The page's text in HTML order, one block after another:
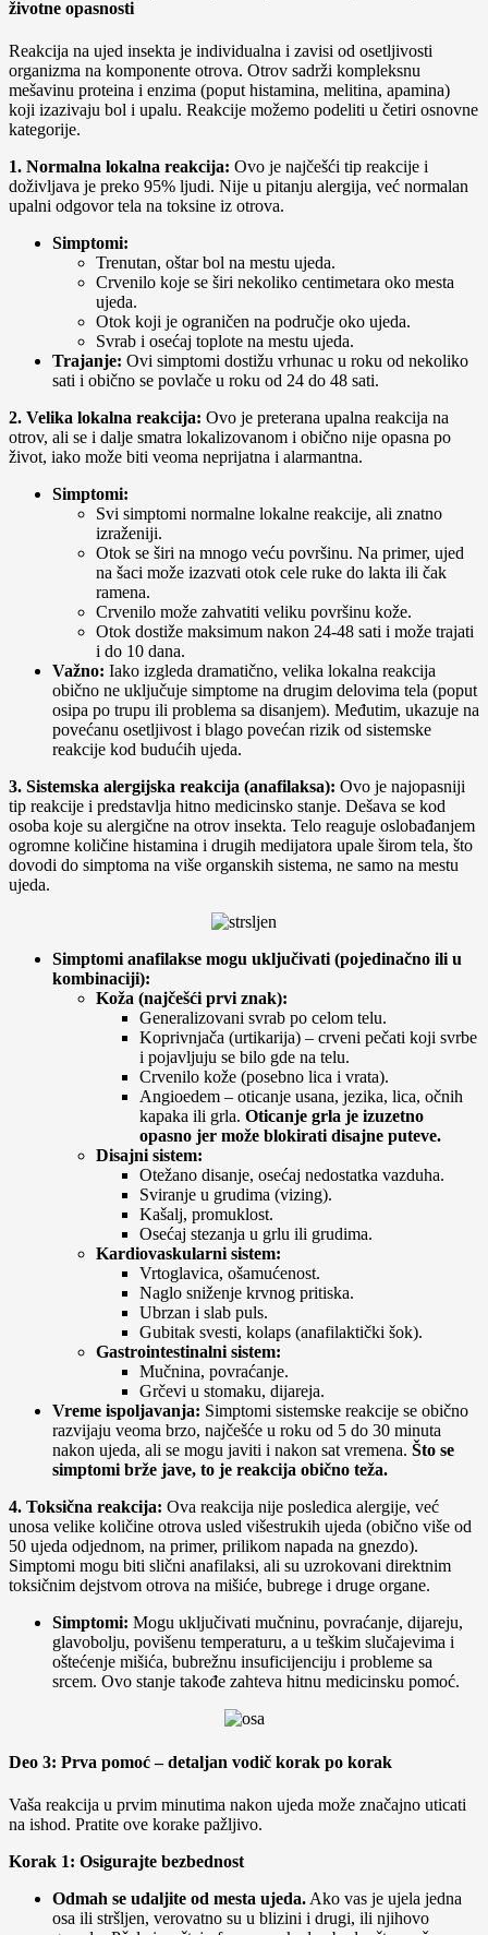
životne opasnosti
Reakcija na ujed insekta je individualna i zavisi od osetljivosti
organizma na komponente otrova. Otrov sadrži kompleksnu
mešavinu proteina i enzima (poput histamina, melitina, apamina)
koji izazivaju bol i upalu. Reakcije možemo podeliti u četiri osnovne
kategorije.
1. Normalna lokalna reakcija: Ovo je najčešći tip reakcije i
doživljava je preko 95% ljudi. Nije u pitanju alergija, već normalan
upalni odgovor tela na toksine iz otrova.
Simptomi:
Trenutan, oštar bol na mestu ujeda.
Crvenilo koje se širi nekoliko centimetara oko mesta
ujeda.
Otok koji je ograničen na područje oko ujeda.
Svrab i osećaj toplote na mestu ujeda.
Trajanje: Ovi simptomi dostižu vrhunac u roku od nekoliko
sati i obično se povlače u roku od 24 do 48 sati.
2. Velika lokalna reakcija: Ovo je preterana upalna reakcija na
otrov, ali se i dalje smatra lokalizovanom i obično nije opasna po
život, iako može biti veoma neprijatna i alarmantna.
Simptomi:
Svi simptomi normalne lokalne reakcije, ali znatno
izraženiji.
Otok se širi na mnogo veću površinu. Na primer, ujed
na šaci može izazvati otok cele ruke do lakta ili čak
ramena.
Crvenilo može zahvatiti veliku površinu kože.
Otok dostiže maksimum nakon 24-48 sati i može trajati
i do 10 dana.
Važno: Iako izgleda dramatično, velika lokalna reakcija
obično ne uključuje simptome na drugim delovima tela (poput
osipa po trupu ili problema sa disanjem). Međutim, ukazuje na
povećanu osetljivost i blago povećan rizik od sistemske
reakcije kod budućih ujeda.
3. Sistemska alergijska reakcija (anafilaksa): Ovo je najopasniji
tip reakcije i predstavlja hitno medicinsko stanje. Dešava se kod
osoba koje su alergične na otrov insekta. Telo reaguje oslobađanjem
ogromne količine histamina i drugih medijatora upale širom tela, što
dovodi do simptoma na više organskih sistema, ne samo na mestu
ujeda.
Simptomi anafilakse mogu uključivati (pojedinačno ili u
kombinaciji):
Koža (najčešći prvi znak):
Generalizovani svrab po celom telu.
Koprivnjača (urtikarija) – crveni pečati koji svrbe
i pojavljuju se bilo gde na telu.
Crvenilo kože (posebno lica i vrata).
Angioedem – oticanje usana, jezika, lica, očnih
kapaka ili grla. Oticanje grla je izuzetno
opasno jer može blokirati disajne puteve.
Disajni sistem:
Otežano disanje, osećaj nedostatka vazduha.
Sviranje u grudima (vizing).
Kašalj, promuklost.
Osećaj stezanja u grlu ili grudima.
Kardiovaskularni sistem:
Vrtoglavica, ošamućenost.
Naglo sniženje krvnog pritiska.
Ubrzan i slab puls.
Gubitak svesti, kolaps (anafilaktički šok).
Gastrointestinalni sistem:
Mučnina, povraćanje.
Grčevi u stomaku, dijareja.
Vreme ispoljavanja: Simptomi sistemske reakcije se obično
razvijaju veoma brzo, najčešće u roku od 5 do 30 minuta
nakon ujeda, ali se mogu javiti i nakon sat vremena. Što se
simptomi brže jave, to je reakcija obično teža.
4. Toksična reakcija: Ova reakcija nije posledica alergije, već
unosa velike količine otrova usled višestrukih ujeda (obično više od
50 ujeda odjednom, na primer, prilikom napada na gnezdo).
Simptomi mogu biti slični anafilaksi, ali su uzrokovani direktnim
toksičnim dejstvom otrova na mišiće, bubrege i druge organe.
Simptomi: Mogu uključivati mučninu, povraćanje, dijareju,
glavobolju, povišenu temperaturu, a u teškim slučajevima i
oštećenje mišića, bubrežnu insuficijenciju i probleme sa
srcem. Ovo stanje takođe zahteva hitnu medicinsku pomoć.
Deo 3: Prva pomoć – detaljan vodič korak po korak
Vaša reakcija u prvim minutima nakon ujeda može značajno uticati
na ishod. Pratite ove korake pažljivo.
Korak 1: Osigurajte bezbednost
Odmah se udaljite od mesta ujeda. Ako vas je ujela jedna
osa ili stršljen, verovatno su u blizini i drugi, ili njihovo